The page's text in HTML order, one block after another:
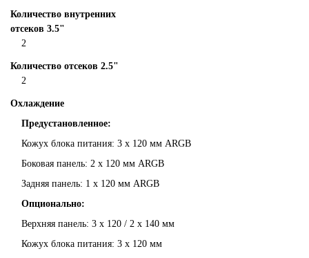
Количество внутренних
отсеков 3.5"
2
Количество отсеков 2.5"
2
Охлаждение
Предустановленное:
Кожух блока питания: 3 x 120 мм ARGB
Боковая панель: 2 x 120 мм ARGB
Задняя панель: 1 x 120 мм ARGB
Опционально:
Верхняя панель: 3 x 120 / 2 x 140 мм
Кожух блока питания: 3 x 120 мм